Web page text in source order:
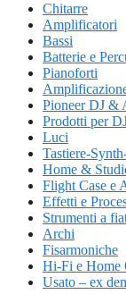
Chitarre
Amplificatori
Bassi
Batterie e
Pianoforti
Pioneer DJ &
Prodotti per
Luci
Tastiere-
Home &
Flight Case e
Effetti e
Strumenti a
Archi
Fisarmoniche
Hi-Fi e Home
Usato – ex